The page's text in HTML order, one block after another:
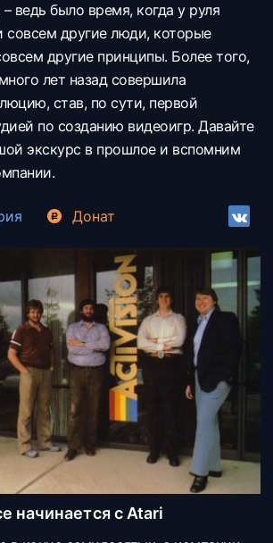
– ведь было время, когда у руля
совсем другие люди, которые
другие принципы. Более того,
лет назад совершила
став, по сути, первой
по созданию видеоигр. Давайте
экскурс в прошлое и вспомним
Донат
начинается с Atari